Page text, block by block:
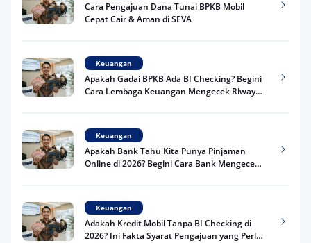
Cara Pengajuan Dana Tunai BPKB Mobil
Cepat Cair & Aman di SEVA
Keuangan
Apakah Gadai BPKB Ada BI Checking? Begini
Cara Lembaga Keuangan Mengecek Riwayat
Keuangan
Apakah Bank Tahu Kita Punya Pinjaman
Online di 2026? Begini Cara Bank Mengecek
Keuangan
Adakah Kredit Mobil Tanpa BI Checking di
2026? Ini Fakta Syarat Pengajuan yang Perlu